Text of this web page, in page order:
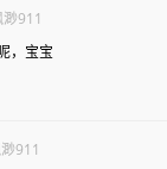
渺911
，宝宝
911